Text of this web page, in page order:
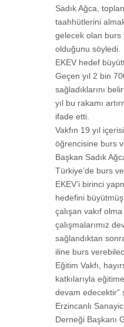
Sadık Ağca,
taahhütlerini
gelecek olan burs
olduğunu söyledi.
EKEV hedef
Geçen yıl 2 bin
sağladıklarını
yıl bu rakamı
ifade etti.
Vakfın 19 yıl
öğrencisine burs
Başkan Sadık
Türkiye’de burs
EKEV’i birinci
hedefini
çalışan vakıf
çalışmalarımız
sağlandıktan
iline burs
Eğitim Vakfı,
katkılarıyla
devam edecektir”
Erzincanlı
Derneği Başkanı